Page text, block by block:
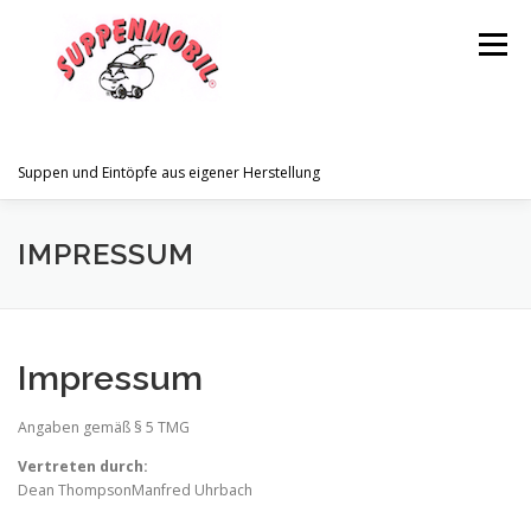
springen
Suppen und Eintöpfe aus eigener Herstellung
Menü
STARTSEITE UNSERE STANDPLÄTZE
PARTY SERVICE – BRATEN
IMPRESSUM
Impressum
Angaben gemäß § 5 TMG
Vertreten durch:
Dean ThompsonManfred Uhrbach